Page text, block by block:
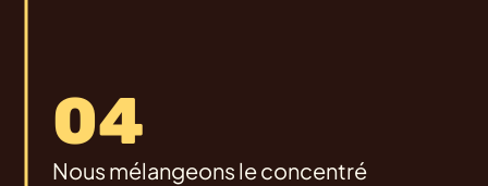
04
Nous mélangeons le concentré